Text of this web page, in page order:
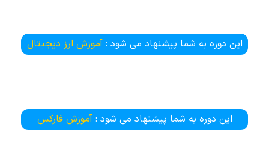
این دوره به شما پیشنهاد می شود : آموزش ارز دیجیتال
این دوره به شما پیشنهاد می شود : آموزش فارکس